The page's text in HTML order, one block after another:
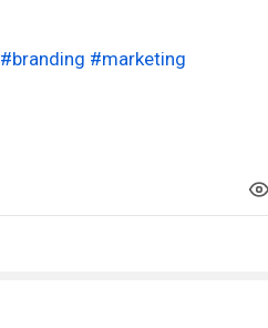
#branding #marketing